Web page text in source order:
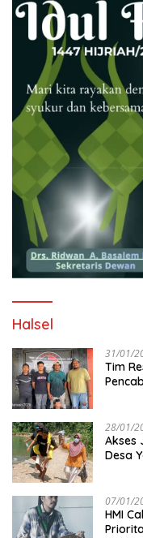
Halsel
31/01/
Tim
28/01/
Akses
Desa
07/01/
HMI